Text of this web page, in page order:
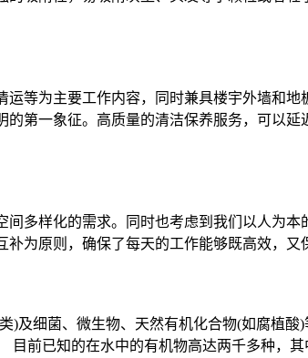
等为主要工作内容，同时兼具楼宇外墙和
第一象征。高质量的清洁保养服务，可以
间多样化的需求。同时也考虑到我们以人为
为原则，确保了每天的工作能够既高效，又
及细菌、微生物、天然有机化合物(如腐植
前已知的在水中的有机物高达两千多种，